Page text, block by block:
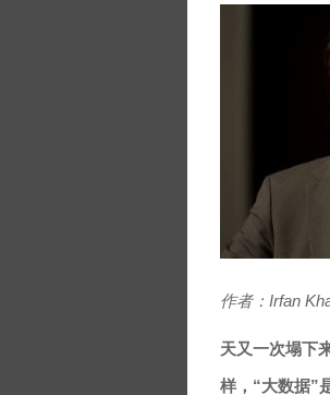
作者：Irfan
天又一次塌下
样，“大数据”